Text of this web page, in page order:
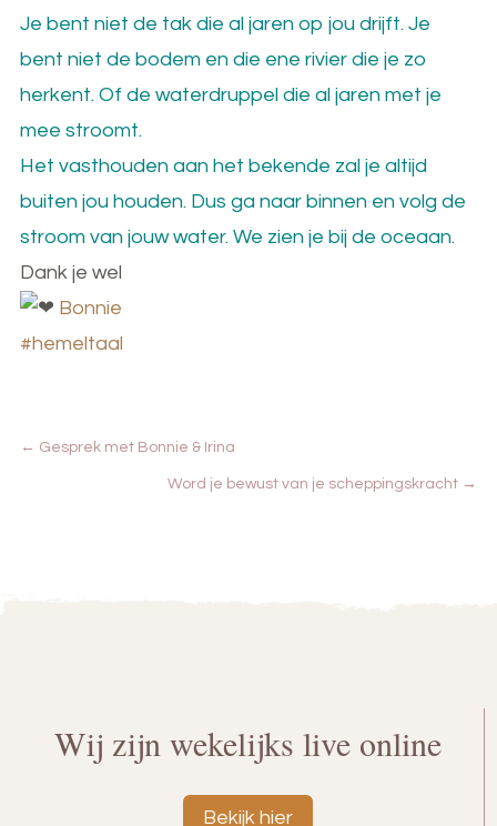
Je bent niet de tak die al jaren op jou drijft. Je
bent niet de bodem en die ene rivier die je zo
herkent. Of de waterdruppel die al jaren met je
mee stroomt.
Het vasthouden aan het bekende zal je altijd
buiten jou houden. Dus ga naar binnen en volg de
stroom van jouw water. We zien je bij de oceaan.
Dank je wel
Bonnie
#hemeltaal
← Gesprek met Bonnie & Irina
Word je bewust van je scheppingskracht →
Wij zijn wekelijks live online
Bekijk hier